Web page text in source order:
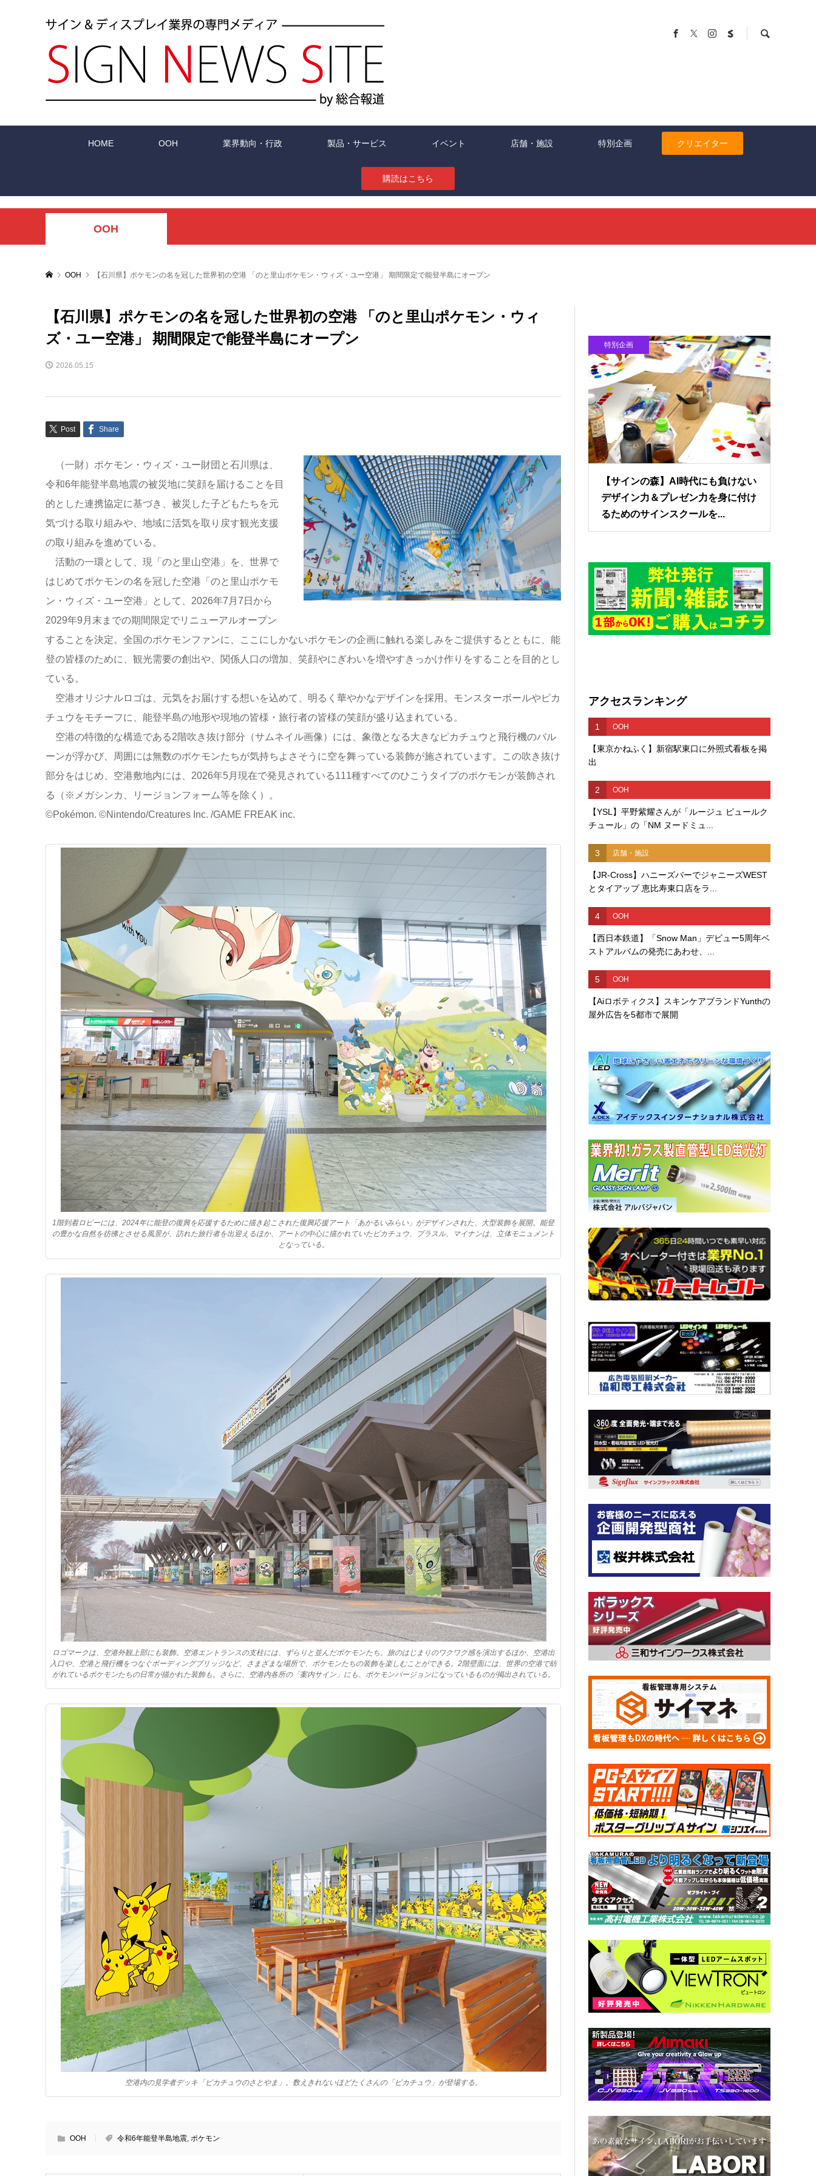
HOME OOH 業界動向・行政 製品・サービス イベント 店舗・施設 特別企画 クリエイター
購読はこちら
OOH
OOH 【石川県】ポケモンの名を冠した世界初の空港 「のと里山ポケモン・ウィズ・ユー空港」 期間限定で能登半島にオープン
【石川県】ポケモンの名を冠した世界初の空港 「のと里山ポケモン・ウィ
ズ・ユー空港」 期間限定で能登半島にオープン
2026.05.15
Post Share
（一財）ポケモン・ウィズ・ユー財団と石川県は、
令和6年能登半島地震の被災地に笑顔を届けることを目
的とした連携協定に基づき、被災した子どもたちを元
気づける取り組みや、地域に活気を取り戻す観光支援
の取り組みを進めている。
活動の一環として、現「のと里山空港」を、世界で
はじめてポケモンの名を冠した空港「のと里山ポケモ
ン・ウィズ・ユー空港」として、2026年7月7日から
2029年9月末までの期間限定でリニューアルオープン
することを決定。全国のポケモンファンに、ここにしかないポケモンの企画に触れる楽しみをご提供するとともに、能
登の皆様のために、観光需要の創出や、関係人口の増加、笑顔やにぎわいを増やすきっかけ作りをすることを目的とし
ている。
空港オリジナルロゴは、元気をお届けする想いを込めて、明るく華やかなデザインを採用。モンスターボールやピカ
チュウをモチーフに、能登半島の地形や現地の皆様・旅行者の皆様の笑顔が盛り込まれている。
空港の特徴的な構造である2階吹き抜け部分（サムネイル画像）には、象徴となる大きなピカチュウと飛行機のバル
ーンが浮かび、周囲には無数のポケモンたちが気持ちよさそうに空を舞っている装飾が施されています。この吹き抜け
部分をはじめ、空港敷地内には、2026年5月現在で発見されている111種すべてのひこうタイプのポケモンが装飾され
る（※メガシンカ、リージョンフォーム等を除く）。
©Pokémon. ©Nintendo/Creatures Inc. /GAME FREAK inc.
1階到着ロビーには、2024年に能登の復興を応援するために描き起こされた復興応援アート「あかるいみらい」がデザインされた、大型装飾を展開。能登
の豊かな自然を彷彿とさせる風景が、訪れた旅行者を出迎えるほか、アートの中心に描かれていたピカチュウ、プラスル、マイナンは、立体モニュメント
となっている。
ロゴマークは、空港外観上部にも装飾。空港エントランスの支柱には、ずらりと並んだポケモンたち。旅のはじまりのワクワク感を演出するほか、空港出
入口や、空港と飛行機をつなぐボーディングブリッジなど、さまざまな場所で、ポケモンたちの装飾を楽しむことができる。2階壁面には、世界の空港で紡
がれているポケモンたちの日常が描かれた装飾も。さらに、空港内各所の「案内サイン」にも、ポケモンバージョンになっているものが掲出されている。
空港内の見学者デッキ「ピカチュウのさとやま」。数えきれないほどたくさんの「ピカチュウ」が登場する。
OOH 令和6年能登半島地震, ポケモン
特別企画
【サインの森】AI時代にも負けない
デザイン力＆プレゼン力を身に付け
るためのサインスクールを...
アクセスランキング
1 OOH
【東京かねふく】新宿駅東口に外照式看板を掲
出
2 OOH
【YSL】平野紫耀さんが「ルージュ ピュールク
チュール」の「NM ヌードミュ...
3 店舗・施設
【JR-Cross】ハニーズバーでジャニーズWEST
とタイアップ 恵比寿東口店をラ...
4 OOH
【西日本鉄道】「Snow Man」デビュー5周年ベ
ストアルバムの発売にあわせ、...
5 OOH
【Aiロボティクス】スキンケアブランドYunthの
屋外広告を5都市で展開